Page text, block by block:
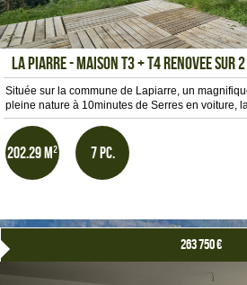
LA PIARRE - MAISON T3 + T4 RENOVEE SUR
Située sur la commune de Lapiarre, un
pleine nature à 10minutes de Serres en voiture,
202.29 m² 7 pc.
263 750 €